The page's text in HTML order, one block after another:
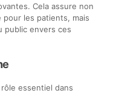
Cela assure non
les patients, mais
public envers ces
essentiel dans